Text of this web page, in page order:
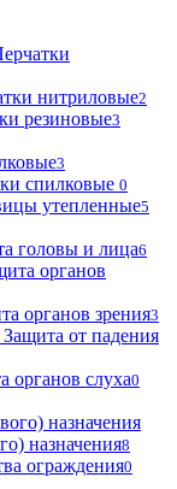
нитриловые2
резиновые3
3
спилковые 0
утепленные5
головы и лица6
органов
органов зрения3
Защита от падения
органов слуха0
назначения8
ограждения0